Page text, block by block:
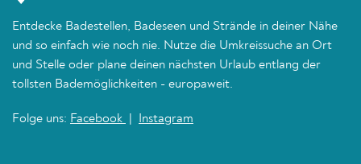
Entdecke Badestellen, Badeseen und Strände in deiner Nähe
und so einfach wie noch nie. Nutze die Umkreissuche an Ort
und Stelle oder plane deinen nächsten Urlaub entlang der
tollsten Bademöglichkeiten - europaweit.
Folge uns: Facebook Instagram